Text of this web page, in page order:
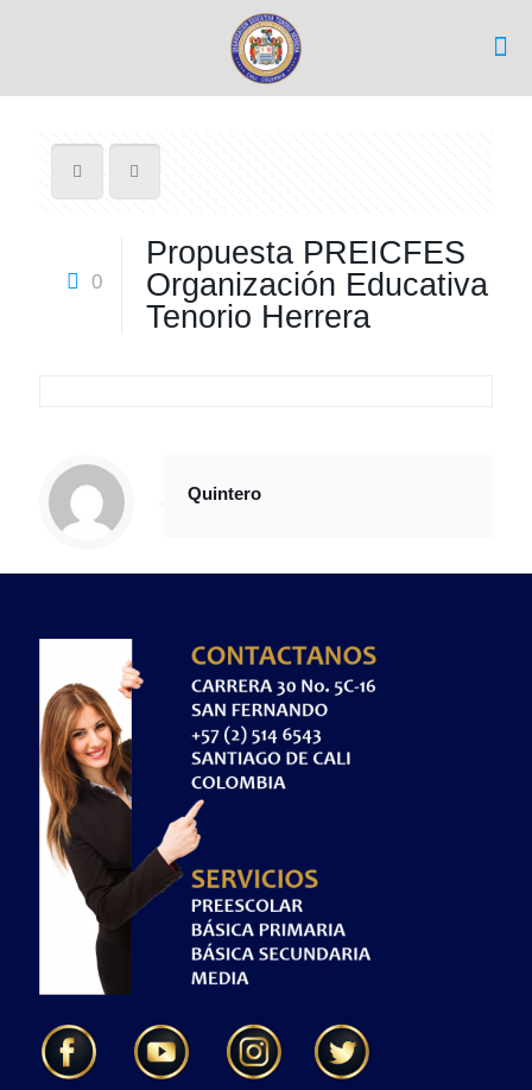
0
Propuesta PREICFES
Organización Educativa
Tenorio Herrera
Quintero